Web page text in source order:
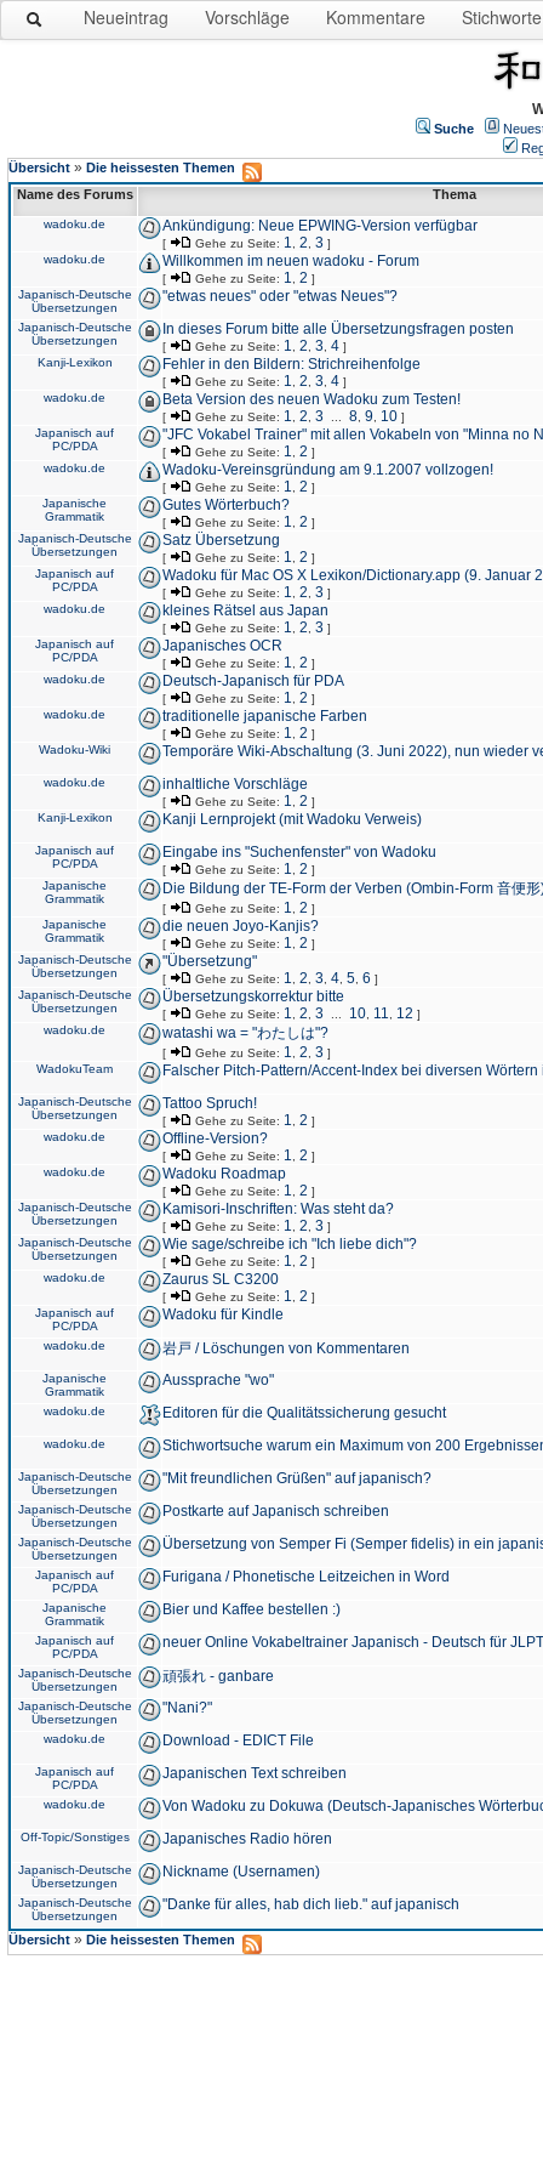
Neueintrag Vorschläge Kommentare Stichworte
Suche
Übersicht » Die heissesten Themen
Name des Forums
Thema
wadoku.de Ankündigung: Neue EPWING-Version verfügbar
[ Gehe zu Seite: 1 2 3 ]
wadoku.de
Willkommen im neuen wadoku - Forum
[ Gehe zu Seite: 1 2 ]
Japanisch-Deutsche
Übersetzungen
"etwas neues" oder "etwas Neues"?
Japanisch-Deutsche
Übersetzungen
In dieses Forum bitte alle Übersetzungsfragen posten
[ Gehe zu Seite: 1 2 3 4 ]
Kanji-Lexikon
Fehler in den Bildern: Strichreihenfolge
[ Gehe zu Seite: 1 2 3 4 ]
wadoku.de
Beta Version des neuen Wadoku zum Testen!
[ Gehe zu Seite: 1 2 3 8 9 10 ]
Japanisch auf
PC/PDA
"JFC Vokabel Trainer" mit allen Vokabeln von "Minna no
[ Gehe zu Seite: 1 2 ]
wadoku.de
Wadoku-Vereinsgründung am 9.1.2007 vollzogen!
[ Gehe zu Seite: 1 2 ]
Japanische
Grammatik
Gutes Wörterbuch?
[ Gehe zu Seite: 1 2 ]
Japanisch-Deutsche
Übersetzungen
Satz Übersetzung
[ Gehe zu Seite: 1 2 ]
Japanisch auf
PC/PDA
Wadoku für Mac OS X Lexikon/Dictionary.app (9. Januar
[ Gehe zu Seite: 1 2 3 ]
wadoku.de
kleines Rätsel aus Japan
[ Gehe zu Seite: 1 2 3 ]
Japanisch auf
PC/PDA
Japanisches OCR
[ Gehe zu Seite: 1 2 ]
wadoku.de
Deutsch-Japanisch für PDA
[ Gehe zu Seite: 1 2 ]
wadoku.de
traditionelle japanische Farben
[ Gehe zu Seite: 1 2 ]
Wadoku-Wiki
Temporäre Wiki-Abschaltung (3. Juni 2022), nun wieder
wadoku.de inhaltliche Vorschläge
[ Gehe zu Seite: 1 2 ]
Kanji-Lexikon
Kanji Lernprojekt (mit Wadoku Verweis)
Japanisch auf
PC/PDA
Eingabe ins "Suchenfenster" von Wadoku
[ Gehe zu Seite: 1 2 ]
Japanische
Grammatik
Die Bildung der TE-Form der Verben (Ombin-Form 音便形
[ Gehe zu Seite: 1 2 ]
Japanische
Grammatik
die neuen Joyo-Kanjis?
[ Gehe zu Seite: 1 2 ]
Japanisch-Deutsche
Übersetzungen
"Übersetzung"
[ Gehe zu Seite: 1 2 3 4 5 6 ]
Japanisch-Deutsche
Übersetzungen
Übersetzungskorrektur bitte
[ Gehe zu Seite: 1 2 3 10 11 12 ]
wadoku.de
watashi wa = "わたしは"?
[ Gehe zu Seite: 1 2 3 ]
WadokuTeam
Falscher Pitch-Pattern/Accent-Index bei diversen
Japanisch-Deutsche
Übersetzungen
Tattoo Spruch!
[ Gehe zu Seite: 1 2 ]
wadoku.de
Offline-Version?
[ Gehe zu Seite: 1 2 ]
wadoku.de
Wadoku Roadmap
[ Gehe zu Seite: 1 2 ]
Japanisch-Deutsche
Übersetzungen
Kamisori-Inschriften: Was steht da?
[ Gehe zu Seite: 1 2 3 ]
Japanisch-Deutsche
Übersetzungen
Wie sage/schreibe ich "Ich liebe dich"?
[ Gehe zu Seite: 1 2 ]
wadoku.de
Zaurus SL C3200
[ Gehe zu Seite: 1 2 ]
Japanisch auf
PC/PDA
Wadoku für Kindle
wadoku.de 岩戸 / Löschungen von Kommentaren
Japanische
Grammatik
Aussprache "wo"
wadoku.de Editoren für die Qualitätssicherung gesucht
wadoku.de Stichwortsuche warum ein Maximum von 200
Japanisch-Deutsche
Übersetzungen
"Mit freundlichen Grüßen" auf japanisch?
Japanisch-Deutsche
Übersetzungen
Postkarte auf Japanisch schreiben
Japanisch-Deutsche
Übersetzungen
Übersetzung von Semper Fi (Semper fidelis) in ein
Japanisch auf
PC/PDA
Furigana / Phonetische Leitzeichen in Word
Japanische
Grammatik
Bier und Kaffee bestellen :)
Japanisch auf
PC/PDA
neuer Online Vokabeltrainer Japanisch - Deutsch für
Japanisch-Deutsche
Übersetzungen
頑張れ - ganbare
Japanisch-Deutsche
Übersetzungen
"Nani?"
wadoku.de Download - EDICT File
Japanisch auf
PC/PDA
Japanischen Text schreiben
wadoku.de Von Wadoku zu Dokuwa (Deutsch-Japanisches
Off-Topic/Sonstiges Japanisches Radio hören
Japanisch-Deutsche
Übersetzungen
Nickname (Usernamen)
Japanisch-Deutsche
Übersetzungen
"Danke für alles, hab dich lieb." auf japanisch
Übersicht » Die heissesten Themen